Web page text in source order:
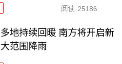
阅读 25186
地持续回暖 南方将开启新
范围降雨